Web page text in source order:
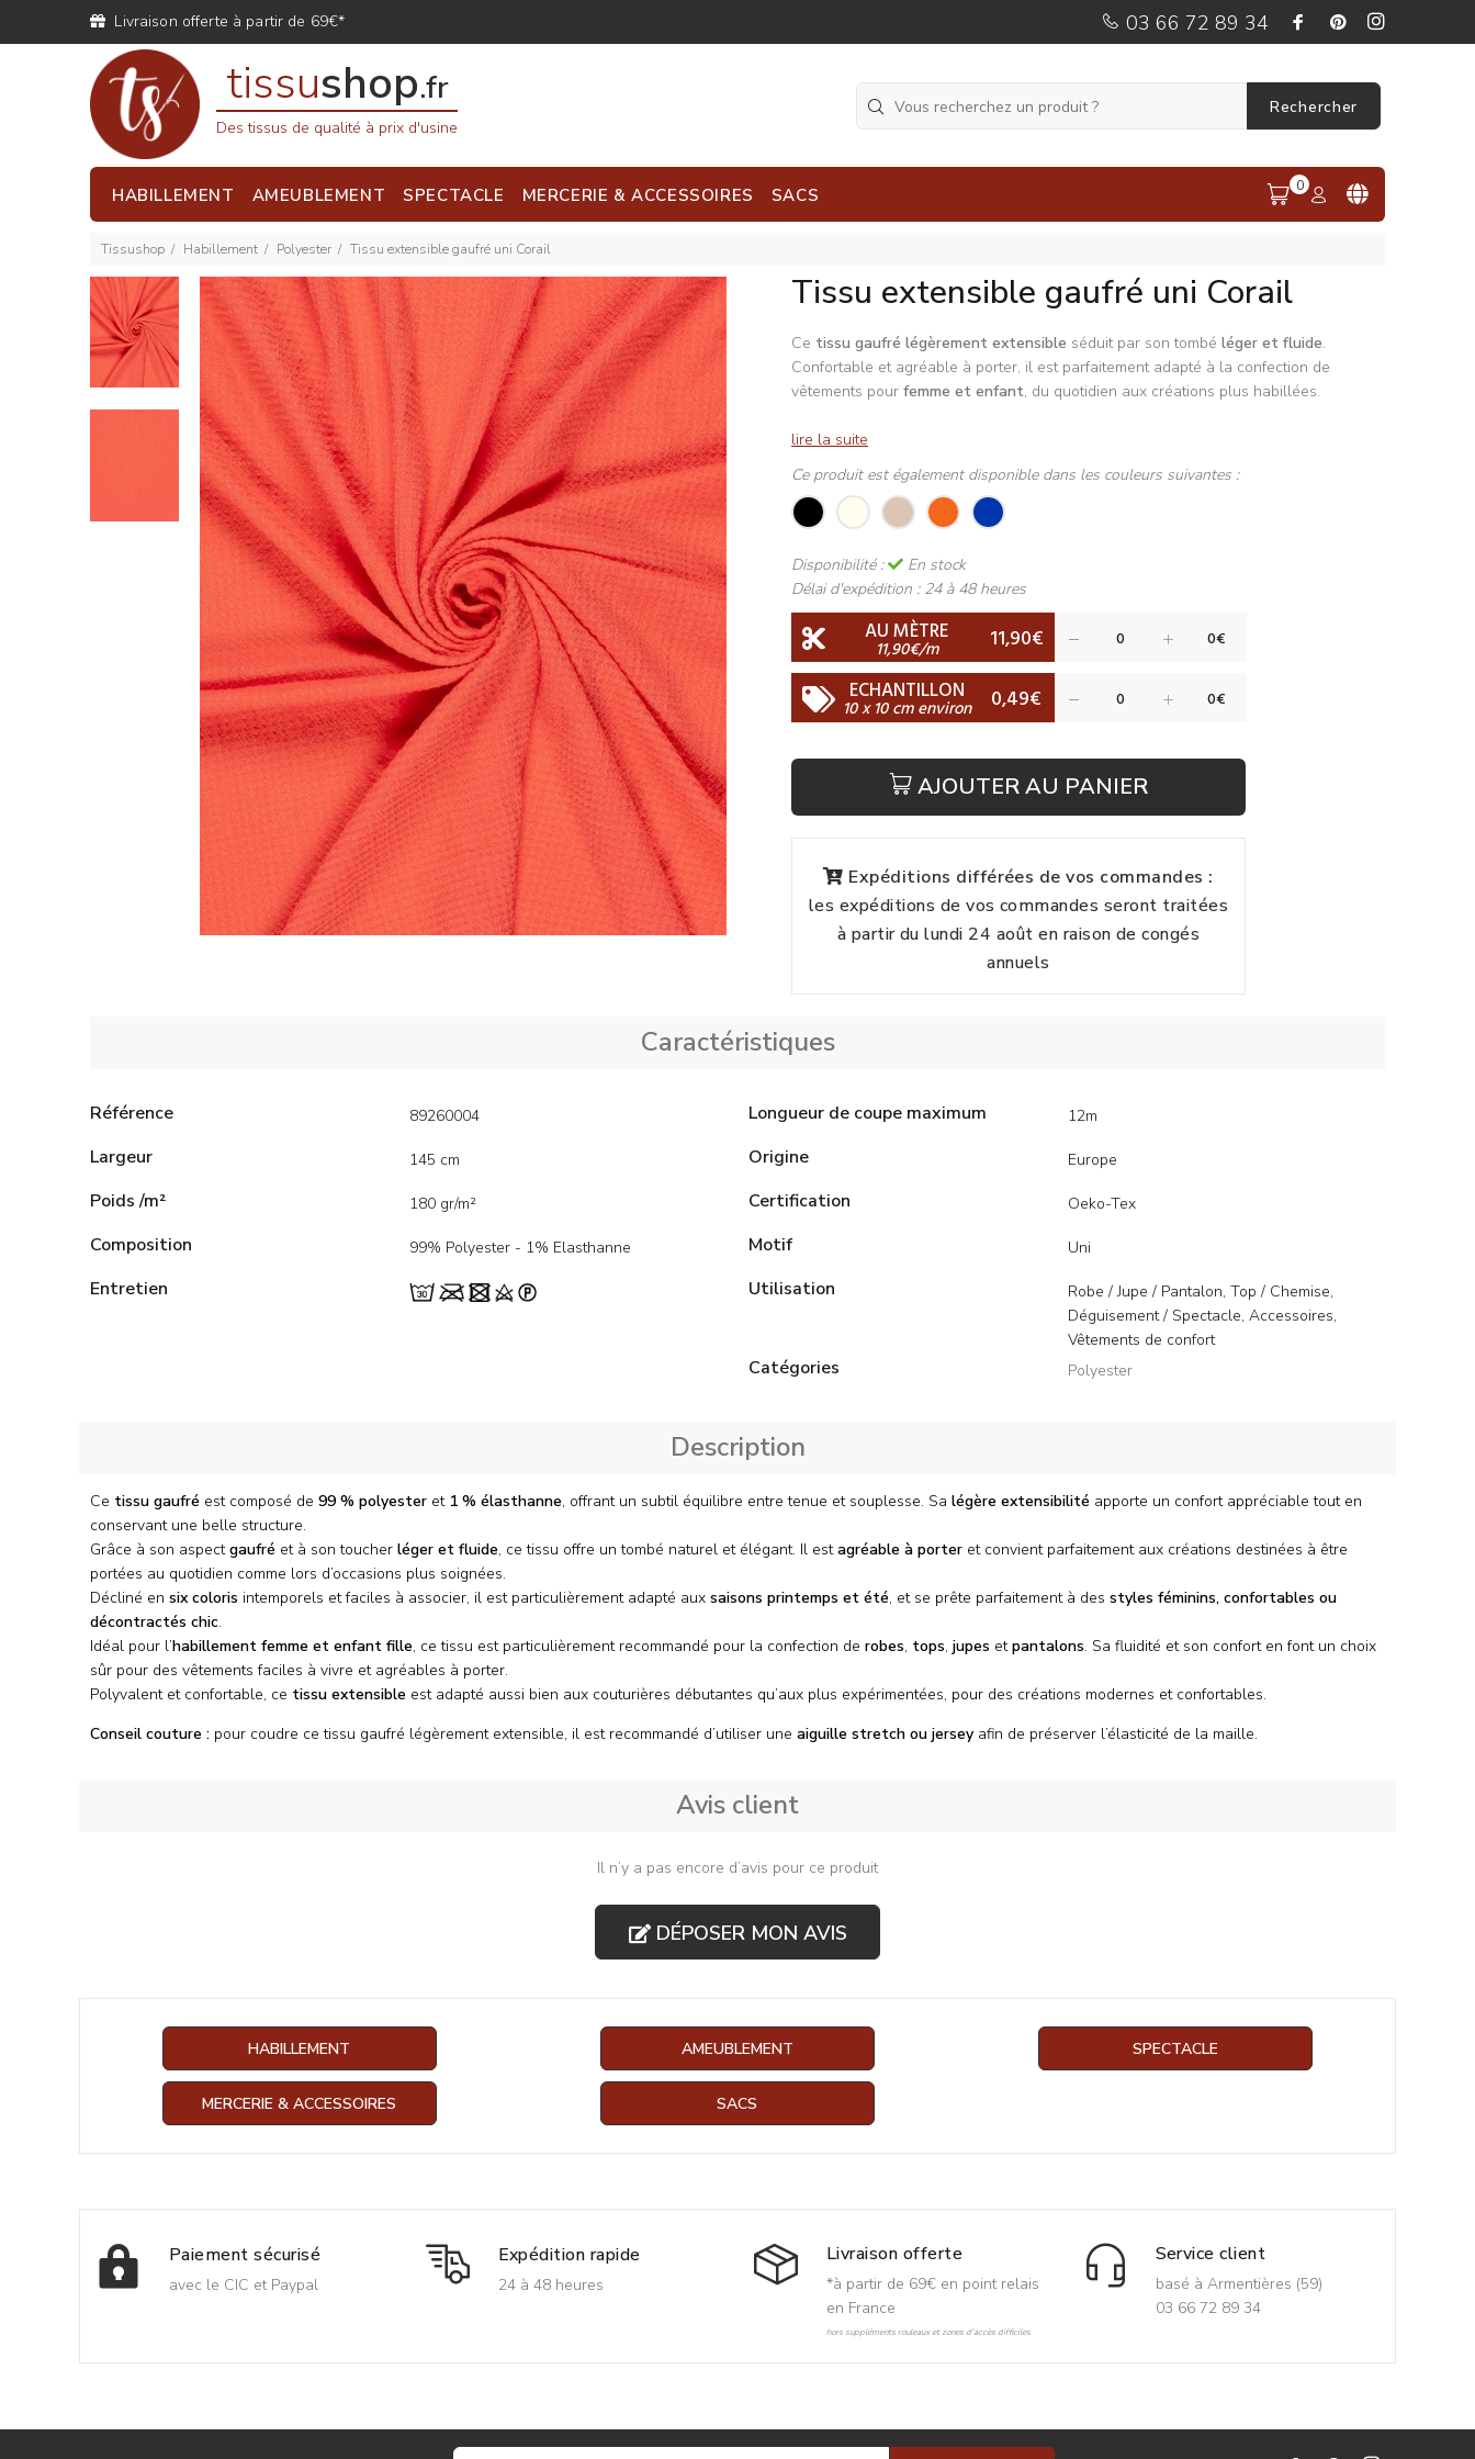
Livraison offerte à partir de 69€* 03 66 72 89 34
tissushop.fr
Des tissus de qualité à prix d'usine
Rechercher
HABILLEMENT AMEUBLEMENT SPECTACLE MERCERIE & ACCESSOIRES SACS 0
Tissushop Habillement Polyester Tissu extensible gaufré uni Corail
Tissu extensible gaufré uni Corail
Ce tissu gaufré légèrement extensible séduit par son tombé léger et fluide.
Confortable et agréable à porter, il est parfaitement adapté à la confection de
vêtements pour femme et enfant, du quotidien aux créations plus habillées.
lire la suite
Ce produit est également disponible dans les couleurs suivantes :
Disponibilité :
En stock
Délai d'expédition : 24 à 48 heures
AU MÈTRE
11,90€/m 11,90€
ECHANTILLON
10 x 10 cm environ 0,49€
AJOUTER AU PANIER
Expéditions différées de vos commandes :
les expéditions de vos commandes seront traitées
à partir du lundi 24 août en raison de congés
annuels
Caractéristiques
Référence 89260004
Largeur 145 cm
Poids /m² 180 gr/m²
Composition 99% Polyester - 1% Elasthanne
Entretien
Longueur de coupe maximum 12m
Origine Europe
Certification Oeko-Tex
Motif Uni
Utilisation
Robe / Jupe / Pantalon, Top / Chemise,
Déguisement / Spectacle, Accessoires,
Vêtements de confort
Catégories Polyester
Description
Ce tissu gaufré est composé de 99 % polyester et 1 % élasthanne, offrant un subtil équilibre entre tenue et souplesse. Sa légère extensibilité apporte un confort appréciable tout en
conservant une belle structure.
Grâce à son aspectgaufré et à son toucher léger et fluide, ce tissu offre un tombé naturel et élégant. Il estagréable à porter et convient parfaitement aux créations destinées à être
portées au quotidien comme lors d’occasions plus soignées.
Décliné en six coloris intemporels et faciles à associer, il est particulièrement adapté aux saisons printemps et été, et se prête parfaitement à des styles féminins, confortables ou
décontractés chic.
Idéal pour l’habillement femme et enfant fille, ce tissu est particulièrement recommandé pour la confection de robes, tops, jupes etpantalons. Sa fluidité et son confort en font un choix
sûr pour des vêtements faciles à vivre et agréables à porter.
Polyvalent et confortable, ce tissu extensible est adapté aussi bien aux couturières débutantes qu’aux plus expérimentées, pour des créations modernes et confortables.
Conseil couture : pour coudre ce tissu gaufré légèrement extensible, il est recommandé d’utiliser une aiguille stretch ou jersey afin de préserver l’élasticité de la maille.
Avis client
Il n’y a pas encore d’avis pour ce produit
DÉPOSER MON AVIS
HABILLEMENT AMEUBLEMENT SPECTACLE
MERCERIE & ACCESSOIRES SACS
Paiement sécurisé
avec le CIC et Paypal
Expédition rapide
24 à 48 heures
Livraison offerte
*à partir de 69€ en point relais
en France
hors suppléments rouleaux et zones d'accès difficiles
Service client
basé à Armentières (59)
03 66 72 89 34